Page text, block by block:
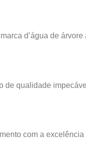
d’água de
de qualidade
com a